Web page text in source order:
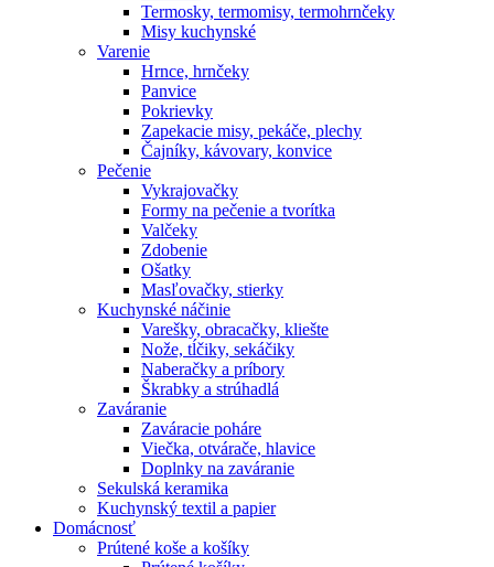
Termosky, termomisy, termohrnčeky
Misy kuchynské
Varenie
Hrnce, hrnčeky
Panvice
Pokrievky
Zapekacie misy, pekáče, plechy
Čajníky, kávovary, konvice
Pečenie
Vykrajovačky
Formy na pečenie a tvorítka
Valčeky
Zdobenie
Ošatky
Masľovačky, stierky
Kuchynské náčinie
Varešky, obracačky, kliešte
Nože, tĺčiky, sekáčiky
Naberačky a príbory
Škrabky a strúhadlá
Zaváranie
Zaváracie poháre
Viečka, otvárače, hlavice
Doplnky na zaváranie
Sekulská keramika
Kuchynský textil a papier
Domácnosť
Prútené koše a košíky